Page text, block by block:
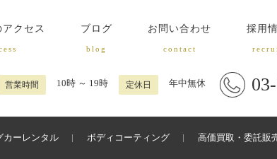
クセス ブログ
blog
お問い合わせ
contact
採用
営業時間 10時 ～ 19時 定休日 年中無休
カーレンタル ボディコーティング 高価買取・委託販